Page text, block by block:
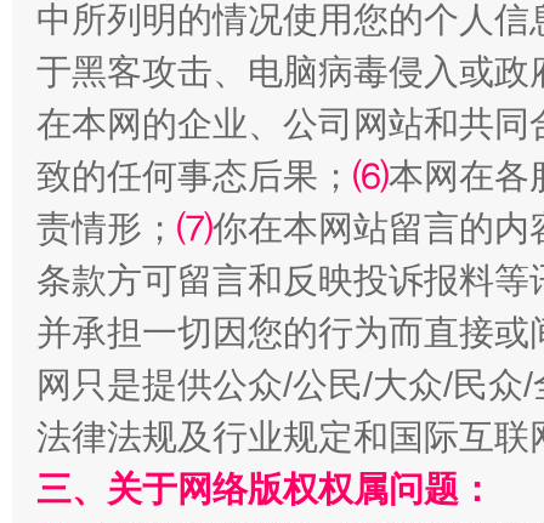
全民健身五年计划来了！等你上场
阿坝州三大球赛在茂县开幕 规模
中所列明的情况使用您的个人
于黑客攻击、电脑病毒侵入或
在本网的企业、公司网站和共
致的任何事态后果； ⑹本网在各
责情形； ⑺你在本网站留言的内
条款方可留言和反映投诉报料
并承担一切因您的行为而直接
网只是提供公众/公民/大众/民
法律法规及行业规定和国际互
三、关于网络版权权属问题：